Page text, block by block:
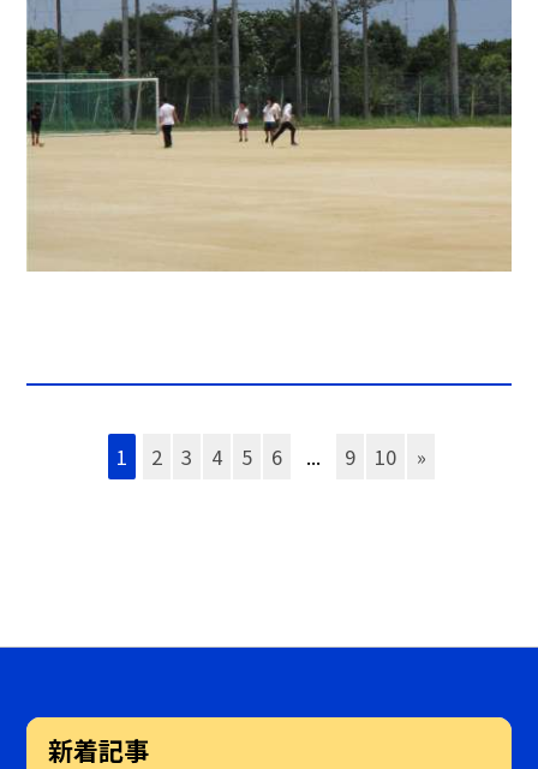
1 2 3 4 5 6 ... 9 10 »
新着記事